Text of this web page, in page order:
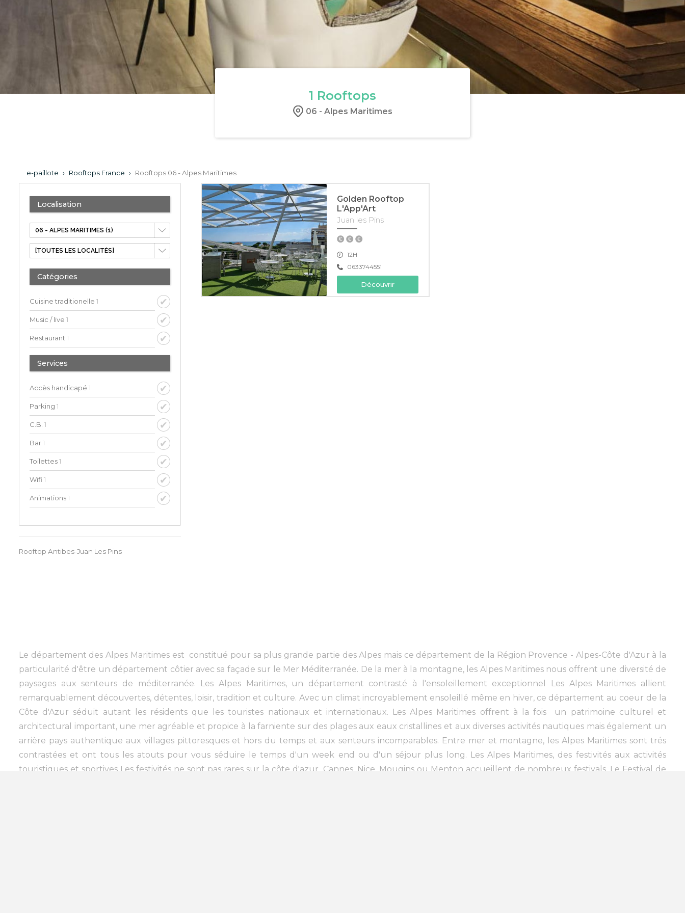
1 Rooftops
06 - Alpes Maritimes
e-paillote › Rooftops France › Rooftops 06 - Alpes Maritimes
Localisation
Catégories
Cuisine traditionelle 1
Music / live 1
Restaurant 1
Services
Accès handicapé 1
Parking 1
C.B. 1
Bar1
Toilettes1
Wifi 1
Animations1
Rooftop Antibes-Juan Les Pins
Golden Rooftop
L'App'Art
Juan les Pins
12H
0633744551
Découvrir
Le département des Alpes Maritimes est constitué pour sa plus grande partie des Alpes mais ce département de la Région Provence - Alpes-Côte d'Azur à la
particularité d'être un département côtier avec sa façade sur le Mer Méditerranée. De la mer à la montagne, les Alpes Maritimes nous offrent une diversité de
paysages aux senteurs de méditerranée. Les Alpes Maritimes, un département contrasté à l'ensoleillement exceptionnel Les Alpes Maritimes allient
remarquablement découvertes, détentes, loisir, tradition et culture. Avec un climat incroyablement ensoleillé même en hiver, ce département au coeur de la
Côte d'Azur séduit autant les résidents que les touristes nationaux et internationaux. Les Alpes Maritimes offrent à la fois un patrimoine culturel et
architectural important, une mer agréable et propice à la farniente sur des plages aux eaux cristallines et aux diverses activités nautiques mais également un
arrière pays authentique aux villages pittoresques et hors du temps et aux senteurs incomparables. Entre mer et montagne, les Alpes Maritimes sont trés
contrastées et ont tous les atouts pour vous séduire le temps d'un week end ou d'un séjour plus long. Les Alpes Maritimes, des festivités aux activités
touristiques et sportives Les festivités ne sont pas rares sur la côte d'azur. Cannes, Nice, Mougins ou Menton accueillent de nombreux festivals. Le Festival de